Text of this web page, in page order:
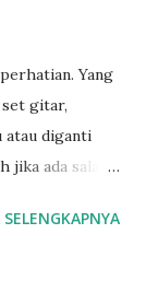
Yang
gitar,
atau diganti
jika ada salah
atau
SELENGKAPNYA